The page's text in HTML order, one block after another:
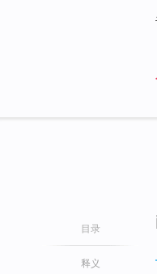
目录
释义